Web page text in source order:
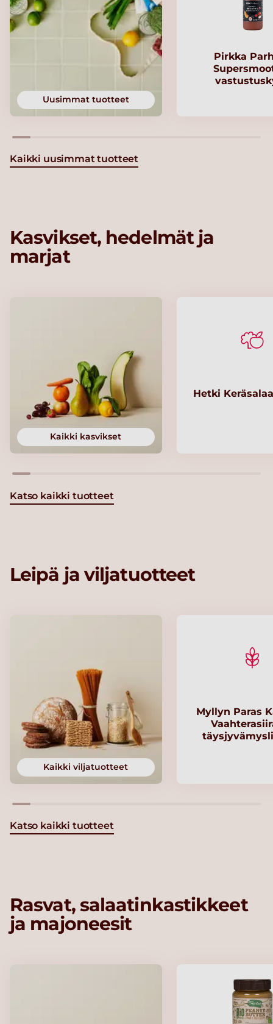
Uusimmat tuotteet
Pirkka
Kaikki uusimmat tuotteet
Kasvikset, hedelmät ja
marjat
Kaikki kasvikset
Hetki
Katso kaikki tuotteet
Leipä ja viljatuotteet
Kaikki viljatuotteet
Myllyn Paras
Katso kaikki tuotteet
Rasvat, salaatinkastikkeet
ja majoneesit